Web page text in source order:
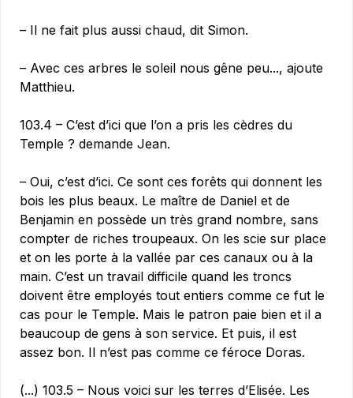
– Il ne fait plus aussi chaud, dit Simon.
– Avec ces arbres le soleil nous gêne peu..., ajoute
Matthieu.
103.4 – C’est d’ici que l’on a pris les cèdres du
Temple ? demande Jean.
– Oui, c’est d’ici. Ce sont ces forêts qui donnent les
bois les plus beaux. Le maître de Daniel et de
Benjamin en possède un très grand nombre, sans
compter de riches troupeaux. On les scie sur place
et on les porte à la vallée par ces canaux ou à la
main. C’est un travail difficile quand les troncs
doivent être employés tout entiers comme ce fut le
cas pour le Temple. Mais le patron paie bien et il a
beaucoup de gens à son service. Et puis, il est
assez bon. Il n’est pas comme ce féroce Doras.
(...) 103.5 – Nous voici sur les terres d’Elisée. Les